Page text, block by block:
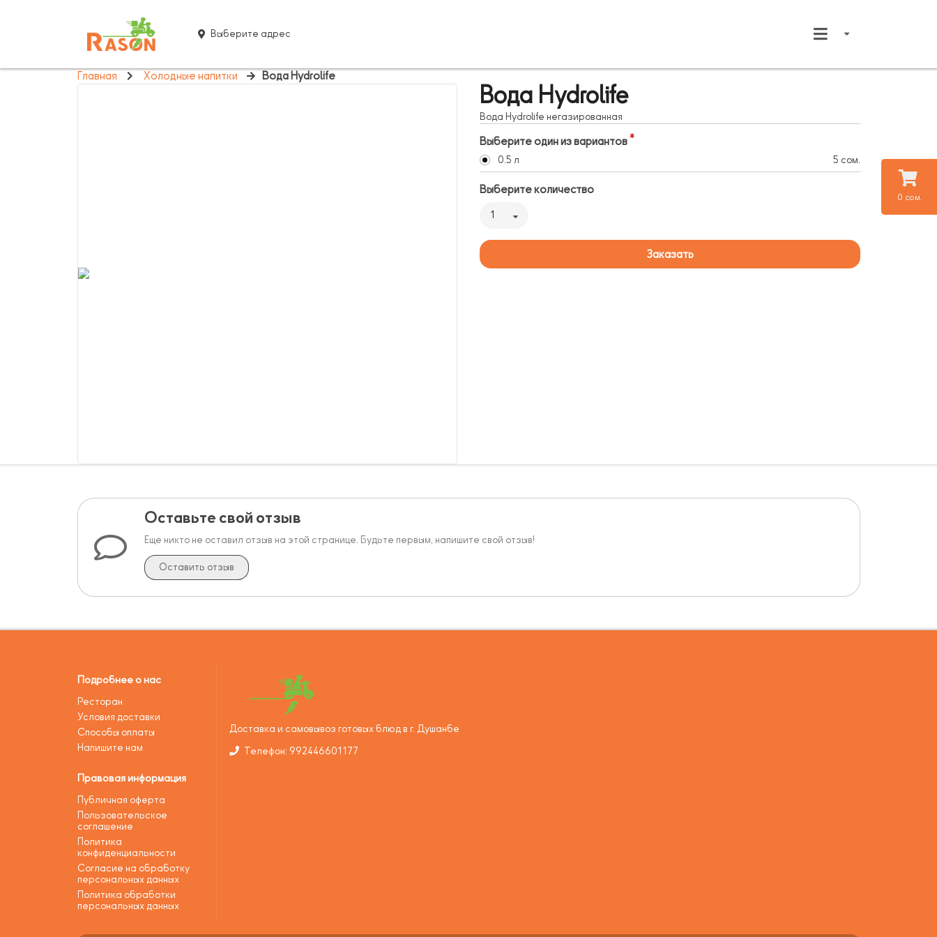
0 сом.
Выберите адрес
Главная Холодные напитки Вода Hydrolife
Вода Hydrolife
Вода Hydrolife негазированная
Выберите один из вариантов
0.5 л 5 сом.
Выберите количество
1
Заказать
Оставьте свой отзыв
Еще никто не оставил отзыв на этой странице. Будьте первым, напишите свой отзыв!
Оставить отзыв
Подробнее о нас
Ресторан
Условия доставки
Способы оплаты
Напишите нам
Правовая информация
Публичная оферта
Пользовательское
соглашение
Политика
конфиденциальности
Согласие на обработку
персональных данных
Политика обработки
персональных данных
Доставка и самовывоз готовых блюд в г. Душанбе
Телефон: 992446601177